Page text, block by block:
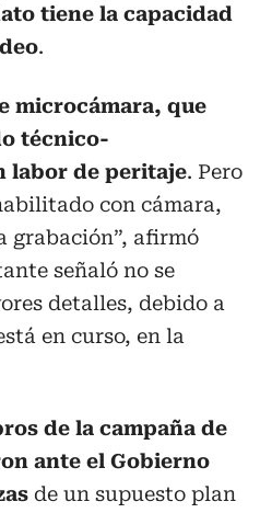
tiene la capacidad
.
microcámara, que
técnico-
labor de peritaje. Pero
con cámara,
grabación”, afirmó
señaló no se
detalles, debido a
en curso, en la
de la campaña de
ante el Gobierno
de un supuesto plan